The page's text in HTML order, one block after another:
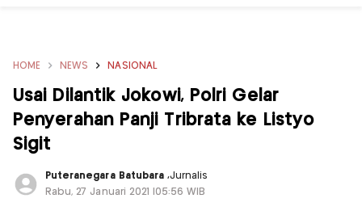
HOME NEWS NASIONAL
Usai Dilantik Jokowi, Polri Gelar
Penyerahan Panji Tribrata ke Listyo
Sigit
Puteranegara Batubara,Jurnalis
Rabu, 27 Januari 2021 |05:56 WIB